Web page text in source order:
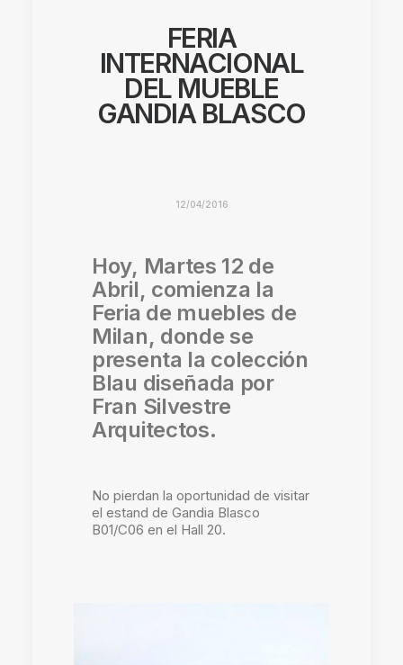
FERIA
INTERNACIONAL
DEL MUEBLE
GANDIA BLASCO
12/04/2016
Hoy, Martes 12 de
Abril, comienza la
Feria de muebles de
Milan, donde se
presenta la colección
Blau diseñada por
Fran Silvestre
Arquitectos.
No pierdan la oportunidad de visitar
el estand de Gandia Blasco
B01/C06 en el Hall 20.